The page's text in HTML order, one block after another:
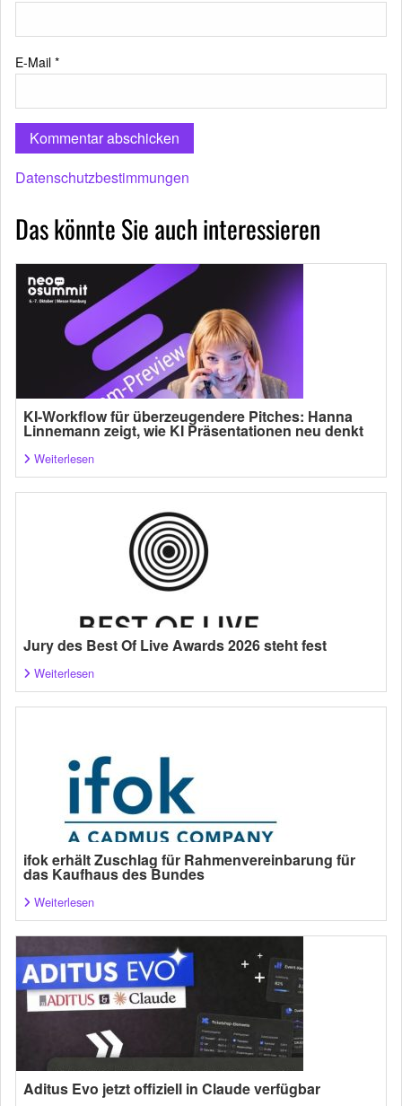
E-Mail *
Datenschutzbestimmungen
Das könnte Sie auch interessieren
KI-Workflow für überzeugendere Pitches: Hanna
Linnemann zeigt, wie KI Präsentationen neu denkt
Weiterlesen
Jury des Best Of Live Awards 2026 steht fest
Weiterlesen
ifok erhält Zuschlag für Rahmenvereinbarung für
das Kaufhaus des Bundes
Weiterlesen
Aditus Evo jetzt offiziell in Claude verfügbar